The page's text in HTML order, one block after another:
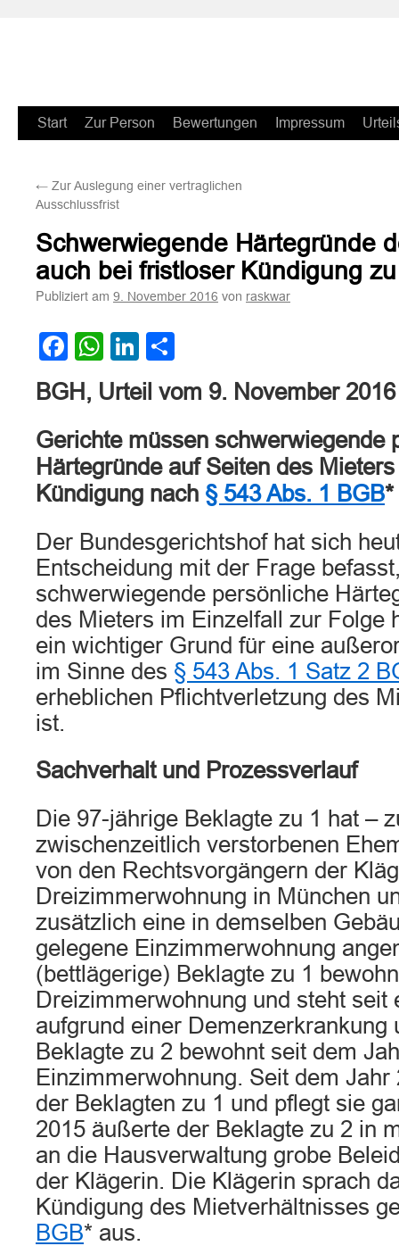
Zum
springen
Start Zur Person Bewertungen Impressum
← Zur Auslegung einer vertraglichen
Ausschlussfrist
Schwerwiegende Härtegründe
auch bei fristloser Kündigung
Publiziert am 9. November 2016 von raskwar
Facebook
WhatsApp
LinkedIn
BGH, Urteil vom 9. November
Gerichte müssen schwerwiegende
Härtegründe auf Seiten des
Kündigung nach § 543 Abs. 1 BGB*
Der Bundesgerichtshof hat sich
Entscheidung mit der Frage
schwerwiegende persönliche
des Mieters im Einzelfall zur Folge
ein wichtiger Grund für eine
im Sinne des § 543 Abs. 1 Satz 2
erheblichen Pflichtverletzung des
ist.
Sachverhalt und Prozessverlauf
Die 97-jährige Beklagte zu 1 hat –
zwischenzeitlich verstorbenen
von den Rechtsvorgängern der
Dreizimmerwohnung in München
zusätzlich eine in demselben
gelegene Einzimmerwohnung
(bettlägerige) Beklagte zu 1
Dreizimmerwohnung und steht seit
aufgrund einer Demenzerkrankung
Beklagte zu 2 bewohnt seit dem
Einzimmerwohnung. Seit dem
der Beklagten zu 1 und pflegt sie
2015 äußerte der Beklagte zu 2 in
an die Hausverwaltung grobe
der Klägerin. Die Klägerin sprach
Kündigung des Mietverhältnisses
BGB* aus.